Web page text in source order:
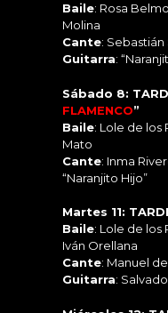
Baile: Rosa
Molina
Cante:
Guitarra:
Sábado 8:
FLAMENCO”
Baile: Lole de los
Mato
Cante: Inma
“Naranjito Hijo”
Martes 11:
Baile: Lole de los
Iván Orellana
Cante: Manuel
Guitarra: